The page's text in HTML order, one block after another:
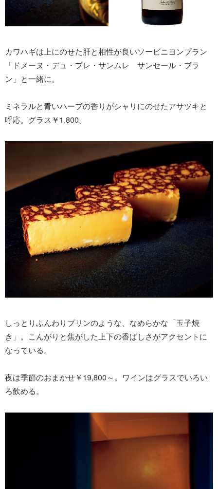
カワハギは上にのせた肝と相性が良いソービニヨンブラン
「ドメーヌ・デュ・プレ・サンムレ サンセール・ブラ
ン」と一緒に。
ミネラルと青いハーブの香りがシャリにのせたアサツキと
呼応。グラス￥1,800。
しっとりふんわりプリンのような、なめらかな「玉子焼
き」。こんがりと焦がした上下の香ばしさがアクセントに
なっている。
夜は季節のおまかせ￥19,800～。ワインはグラスでいろい
ろ飲める。